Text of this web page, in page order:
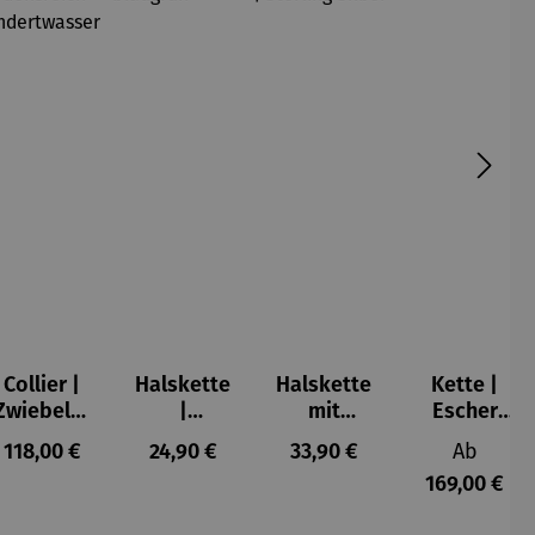
Collier |
rm –
Friedensr
Regulärer Preis:
118,00 €
Halskette
Hortensie
blaugrün
Regulärer Preis:
24,90 €
Halskette
mit
Katzenanh
änger |
Regulärer Preis:
33,90 €
Kette |
Escher
Kugel
Ab
169,00 €